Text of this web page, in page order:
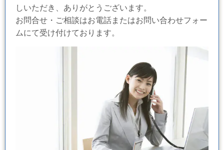
しいただき、ありがとうございます。
お問合せ・ご相談はお電話またはお問い合わせフォー
ムにて受け付けております。